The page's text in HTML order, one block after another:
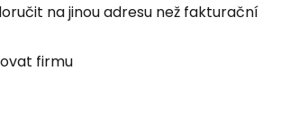
na jinou adresu než fakturační
firmu